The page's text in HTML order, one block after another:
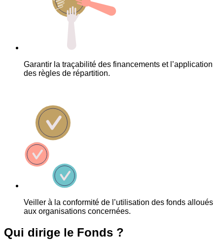
Garantir la traçabilité des financements et l’application
des règles de répartition.
Veiller à la conformité de l’utilisation des fonds alloués
aux organisations concernées.
Qui dirige le Fonds ?